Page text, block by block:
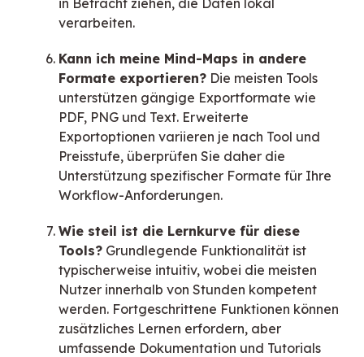
verarbeiten.
Kann ich meine Mind-Maps in andere
Formate exportieren? Die meisten Tools
unterstützen gängige Exportformate wie
PDF, PNG und Text. Erweiterte
Exportoptionen variieren je nach Tool und
Preisstufe, überprüfen Sie daher die
Unterstützung spezifischer Formate für Ihre
Workflow-Anforderungen.
Wie steil ist die Lernkurve für diese
Tools? Grundlegende Funktionalität ist
typischerweise intuitiv, wobei die meisten
Nutzer innerhalb von Stunden kompetent
werden. Fortgeschrittene Funktionen können
zusätzliches Lernen erfordern, aber
umfassende Dokumentation und Tutorials